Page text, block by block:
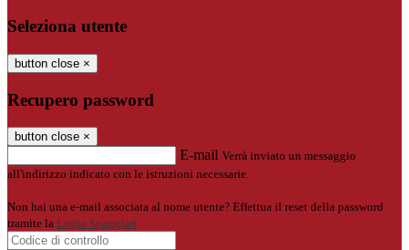
Seleziona utente
button close ×
Recupero password
button close ×
E-mail Verrà inviato un messaggio
all'indirizzo indicato con le istruzioni necessarie.
Non hai una e-mail associata al nome utente? Effettua il reset della password
tramite la Login Spaggiari